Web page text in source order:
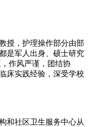
授，护理操作部分由部
是军人出身、硕士研究
作风严谨，团结协
床实践经验，深受学校
和社区卫生服务中心从